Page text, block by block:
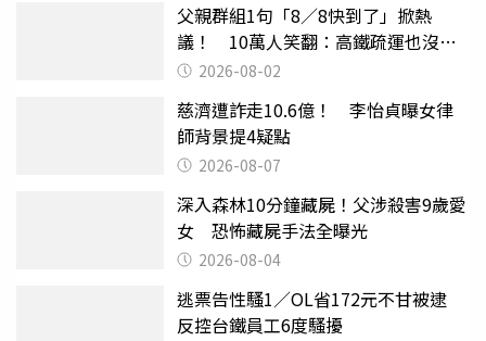
父親群組1句「8／8快到了」掀熱
議！ 10萬人笑翻：高鐵疏運也沒列
父親節
2026-08-02
慈濟遭詐走10.6億！ 李怡貞曝女律
師背景提4疑點
2026-08-07
深入森林10分鐘藏屍！父涉殺害9歲愛
女 恐怖藏屍手法全曝光
2026-08-04
逃票告性騷1／OL省172元不甘被逮
反控台鐵員工6度騷擾